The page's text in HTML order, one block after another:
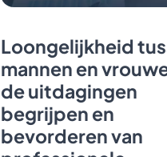
Loongelijkheid
mannen en
de uitdagingen
begrijpen en
bevorderen van